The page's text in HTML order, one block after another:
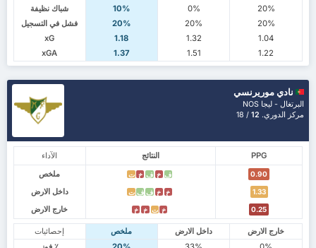
شباك نظيفة
10% 0%
20%
فشل في التسجيل
20% 20%
20%
xG
1.18 1.32
1.04
xGA
1.37 1.51 1.22
نادي موريرنسي
البرتغال - ليجا NOS
مركز الدوري. 12
/ 18
الآداء النتائج
PPG
ملخص
ف خ ف خ ت 0.90
داخل الارض خ خ ف ف ت 1.33
خارج الارض خ ت خ خ 0.25
إحصائيات ملخص داخل الارض
خارج الارض